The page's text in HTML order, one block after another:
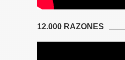
12.000 RAZONES